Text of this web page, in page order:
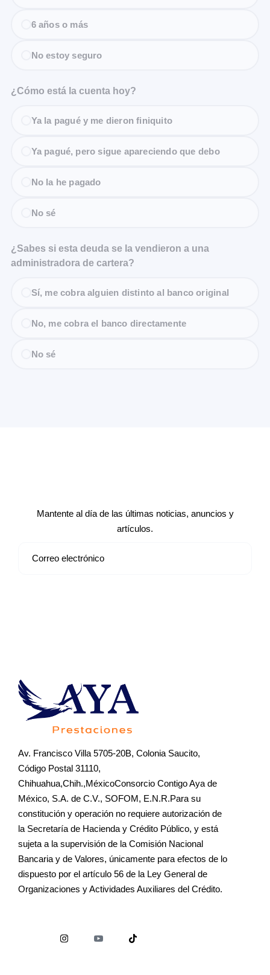
6 años o más
No estoy seguro
¿Cómo está la cuenta hoy?
Ya la pagué y me dieron finiquito
Ya pagué, pero sigue apareciendo que debo
No la he pagado
No sé
¿Sabes si esta deuda se la vendieron a una
administradora de cartera?
Sí, me cobra alguien distinto al banco original
No, me cobra el banco directamente
No sé
Mantente al día de las últimas noticias, anuncios y
artículos.
Av. Francisco Villa 5705-20B, Colonia Saucito,
Código Postal 31110,
Chihuahua,Chih.,MéxicoConsorcio Contigo Aya de
México, S.A. de C.V., SOFOM, E.N.R.Para su
constitución y operación no requiere autorización de
la Secretaría de Hacienda y Crédito Público, y está
sujeta a la supervisión de la Comisión Nacional
Bancaria y de Valores, únicamente para efectos de lo
dispuesto por el artículo 56 de la Ley General de
Organizaciones y Actividades Auxiliares del Crédito.